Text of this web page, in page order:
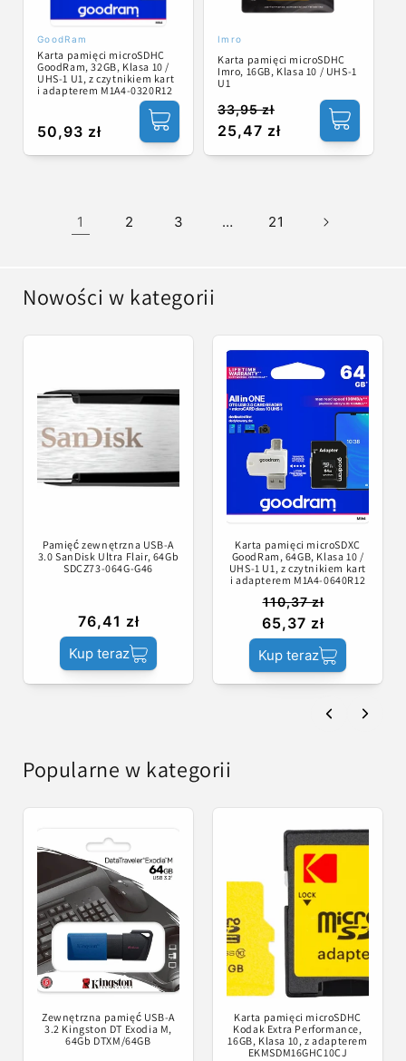
Dostawca:
GoodRam
Karta pamięci microSDHC
GoodRam, 32GB, Klasa 10 /
UHS-1 U1, z czytnikiem kart
i adapterem M1A4-0320R12
Cena
regularna
50,93 zł
Dostawca:
Imro
Karta pamięci microSDHC
Imro, 16GB, Klasa 10 / UHS-1
U1
Cena
regularna
33,95 zł
Cena
promocyjna
25,47 zł
1 2 3 … 21
Nowości w kategorii
Pamięć zewnętrzna USB-A
3.0 SanDisk Ultra Flair, 64Gb
SDCZ73-064G-G46
76,41 zł
Kup teraz
Karta pamięci microSDXC
GoodRam, 64GB, Klasa 10 /
UHS-1 U1, z czytnikiem kart
i adapterem M1A4-0640R12
110,37 zł
65,37 zł
Kup teraz
Popularne w kategorii
Zewnętrzna pamięć USB-A
3.2 Kingston DT Exodia M,
64Gb DTXM/64GB
Karta pamięci microSDHC
Kodak Extra Performance,
16GB, Klasa 10, z adapterem
EKMSDM16GHC10CJ